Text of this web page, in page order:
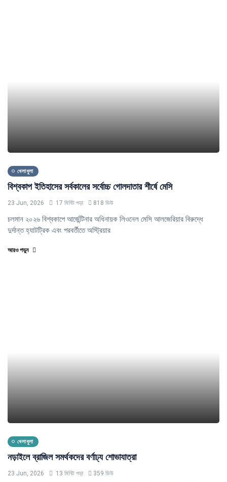
খেলাধুলা
বিশ্বকাপ ইতিহাসের সর্বকালের সর্বোচ্চ গোলদাতার শীর্ষে মেসি
23 Jun, 2026 17 মিনিট পড়া 818 ভিউ
চলমান ২০২৬ বিশ্বকাপে আর্জেন্টিনার অধিনায়ক লিওনেল মেসি আলজেরিয়ার বিরুদ্ধে
দুর্দান্ত হ্যাটট্রিক এবং পরবর্তীতে অস্ট্রিয়ার
আরও পড়ুন
খেলাধুলা
নড়াইলে ব্রাজিল সমর্থকদের বর্ণাঢ্য শোভাযাত্রা
23 Jun, 2026 13 মিনিট পড়া 359 ভিউ